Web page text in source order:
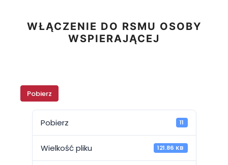
WŁĄCZENIE DO RSMU OSOBY
WSPIERAJĄCEJ
Pobierz
Pobierz 11
Wielkość pliku 121.86 KB